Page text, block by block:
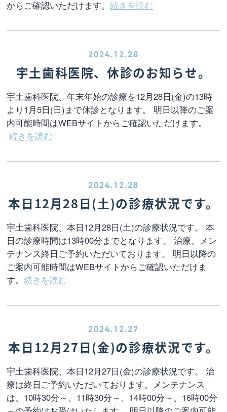
からご確認いただけます。続きを読む
2024.12.28
宇土歯科医院、休診のお知らせ。
宇土歯科医院、年末年始の診療を12月28日(金)の13時
より1月5日(日)まで休診となります。 明日以降のご案
内可能時間はWEBサイトからご確認いただけます。
続きを読む
2024.12.28
本日12月28日(土)の診療状況です。
宇土歯科医院、本日12月28日(土)の診療状況です。 本
日の診療時間は13時00分までとなります。 治療、メン
テナンス終日ご予約いただいております。 明日以降の
ご案内可能時間はWEBサイトからご確認いただけま
す。続きを読む
2024.12.27
本日12月27日(金)の診療状況です。
宇土歯科医院、本日12月27日(金)の診療状況です。 治
療は終日ご予約いただいております。メンテナンス
は、10時30分～、11時30分～、14時00分～、16時00分